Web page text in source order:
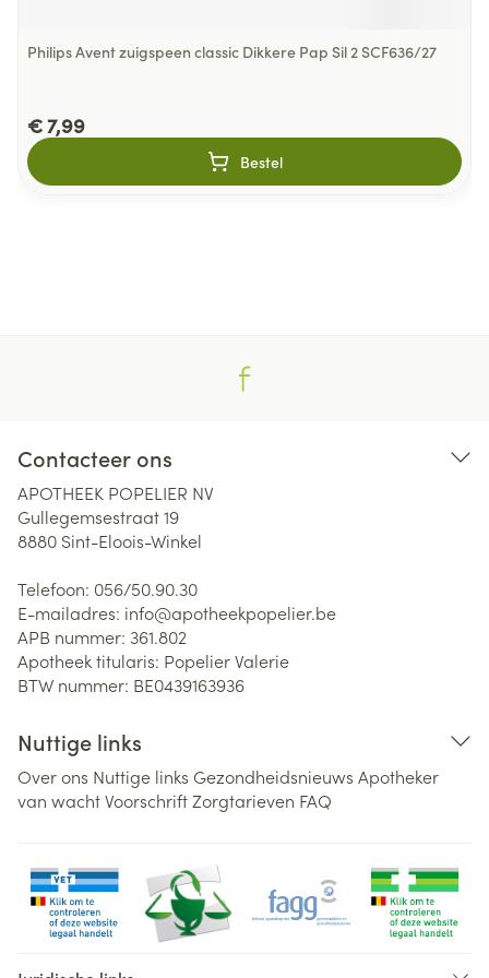
Philips Avent zuigspeen classic Dikkere Pap Sil 2 SCF636/27
€ 7,99
Bestel
Contacteer ons
APOTHEEK POPELIER NV
Gullegemsestraat 19
8880 Sint-Eloois-Winkel
Telefoon: 056/50.90.30
E-mailadres: info@apotheekpopelier.be
APB nummer: 361.802
Apotheek titularis: Popelier Valerie
BTW nummer: BE0439163936
Nuttige links
Over ons Nuttige links Gezondheidsnieuws Apotheker
van wachtVoorschriftZorgtarieven FAQ